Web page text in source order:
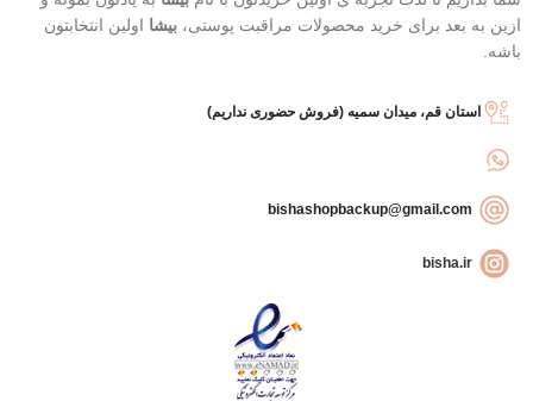
ازین به بعد برای خرید محصولات مراقبت پوستی، بیشا اولین انتخابتون
باشه.
استان قم، میدان سمیه (فروش حضوری نداریم)
bisha.ir